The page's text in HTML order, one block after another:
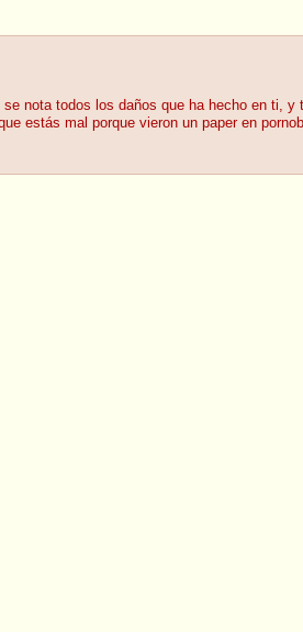
nota todos los daños que ha hecho en ti, y
estás mal porque vieron un paper en